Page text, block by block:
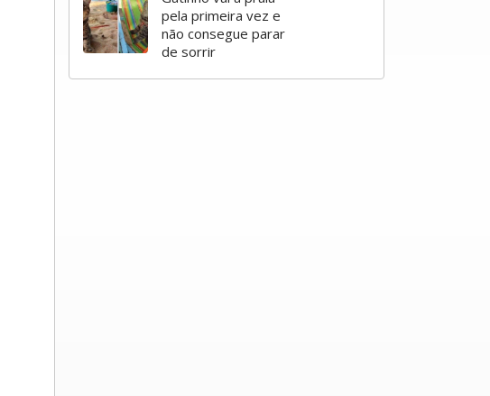
pela primeira vez e
não consegue parar
de sorrir